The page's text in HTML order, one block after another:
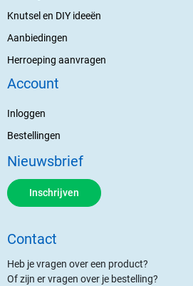
Knutsel en DIY ideeën
Aanbiedingen
Herroeping aanvragen
Account
Inloggen
Bestellingen
Nieuwsbrief
Inschrijven
Contact
Heb je vragen over een product?
Of zijn er vragen over je bestelling?